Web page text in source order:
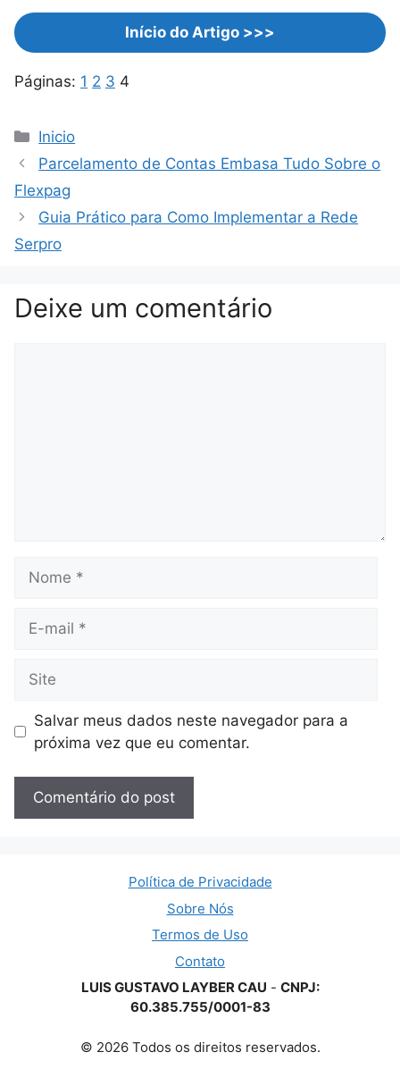
Início do Artigo >>>
Páginas: 1 2 3 4
Categorias
Inicio
Parcelamento de Contas Embasa Tudo Sobre o
Flexpag
Guia Prático para Como Implementar a Rede
Serpro
Deixe um comentário
mail
Salvar meus dados neste navegador para a
próxima vez que eu comentar.
Política de Privacidade
Sobre Nós
Termos de Uso
Contato
LUIS GUSTAVO LAYBER CAU - CNPJ:
60.385.755/0001-83
© 2026 Todos os direitos reservados.